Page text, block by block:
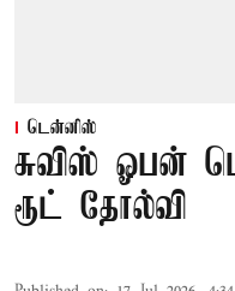
டென்னிஸ்
சுவிஸ் ஓபன்
ரூட் தோல்வி